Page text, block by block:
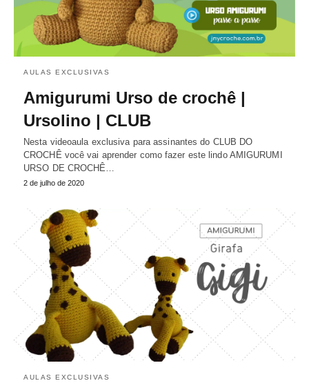
AULAS EXCLUSIVAS
Amigurumi Urso de crochê |
Ursolino | CLUB
Nesta videoaula exclusiva para assinantes do CLUB DO
CROCHÊ você vai aprender como fazer este lindo AMIGURUMI
URSO DE CROCHÊ…
2 de julho de 2020
AULAS EXCLUSIVAS